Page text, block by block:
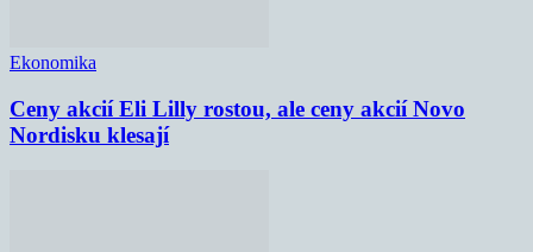
Ekonomika
Ceny akcií Eli Lilly rostou, ale ceny akcií Novo
Nordisku klesají